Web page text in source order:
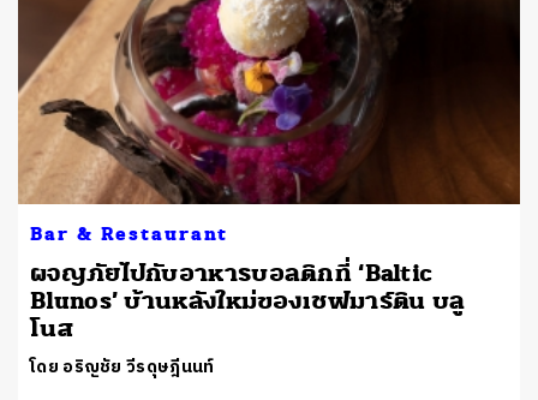
Bar & Restaurant
ผจญภัยไปกับอาหารบอลติกที่ ‘Baltic
Blunos’ บ้านหลังใหม่ของเชฟมาร์ติน บลู
โนส
โดย อริญชัย วีรดุษฎีนนท์